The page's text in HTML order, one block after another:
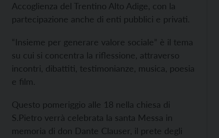
Accoglienza del Trentino Alto Adige, con la
partecipazione anche di enti pubblici e privati.
“Insieme per generare valore sociale” è il tema
su cui si concentra la riflessione, attraverso
incontri, dibattiti, testimonianze, musica, poesia
e film.
Questo pomeriggio alle 18 nella chiesa di
S.Pietro verrà celebrata la santa Messa in
memoria di don Dante Clauser, il prete degli